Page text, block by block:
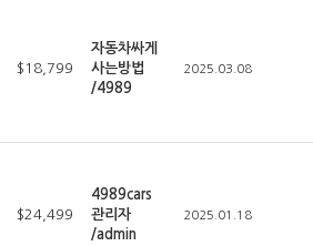
$18,799
자동차싸게
사는방법
/4989
2025.03.08
$24,499
4989cars
관리자
/admin
2025.01.18